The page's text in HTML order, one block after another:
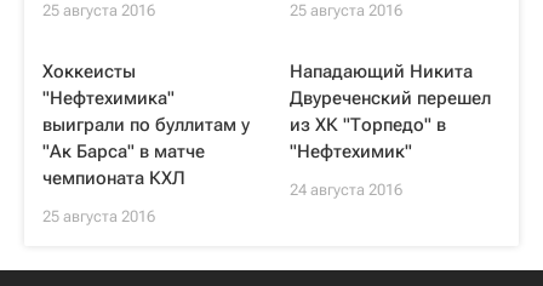
25 августа 2016 25 августа 2016
Хоккеисты
"Нефтехимика"
выиграли по буллитам у
"Ак Барса" в матче
чемпионата КХЛ
25 августа 2016
Нападающий Никита
Двуреченский перешел
из ХК "Торпедо" в
"Нефтехимик"
24 августа 2016